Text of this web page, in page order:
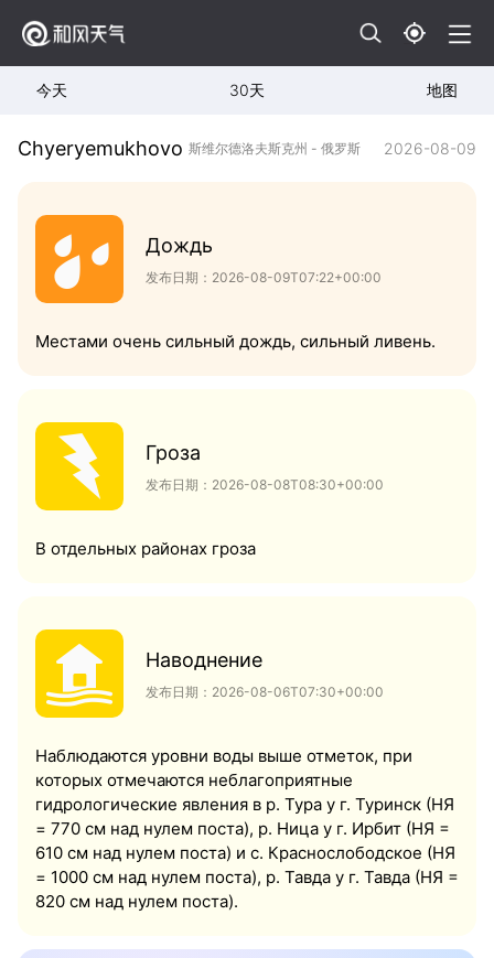
今天 30天 地图
Chyeryemukhovo 斯维尔德洛夫斯克州 - 俄罗斯 2026-08-09
Дождь
发布日期：2026-08-09T07:22+00:00
Местами очень сильный дождь, сильный ливень.
Гроза
发布日期：2026-08-08T08:30+00:00
В отдельных районах гроза
Наводнение
发布日期：2026-08-06T07:30+00:00
Наблюдаются уровни воды выше отметок, при
которых отмечаются неблагоприятные
гидрологические явления в р. Тура у г. Туринск (НЯ
= 770 см над нулем поста), р. Ница у г. Ирбит (НЯ =
610 см над нулем поста) и с. Краснослободское (НЯ
= 1000 см над нулем поста), р. Тавда у г. Тавда (НЯ =
820 см над нулем поста).